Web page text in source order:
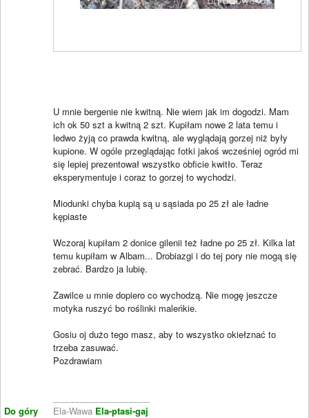
Do góry
U mnie bergenie nie kwitną. Nie wiem jak im dogodzi. Mam
ich ok 50 szt a kwitną 2 szt. Kupiłam nowe 2 lata temu i
ledwo żyją co prawda kwitną, ale wyglądają gorzej niż były
kupione. W ogóle przeglądając fotki jakoś wcześniej ogród mi
się lepiej prezentował wszystko obficie kwitło. Teraz
eksperymentuje i coraz to gorzej to wychodzi.
Miodunki chyba kupią są u sąsiada po 25 zł ale ładne
kępiaste
Wczoraj kupiłam 2 donice gilenii też ładne po 25 zł. Kilka lat
temu kupiłam w Albam... Drobiazgi i do tej pory nie mogą się
zebrać. Bardzo ja lubię.
Zawilce u mnie dopiero co wychodzą. Nie mogę jeszcze
motyka ruszyć bo roślinki maleńkie.
Gosiu oj dużo tego masz, aby to wszystko okiełznać to
trzeba zasuwać.
Pozdrawiam
Ela-Wawa Ela-ptasi-gaj